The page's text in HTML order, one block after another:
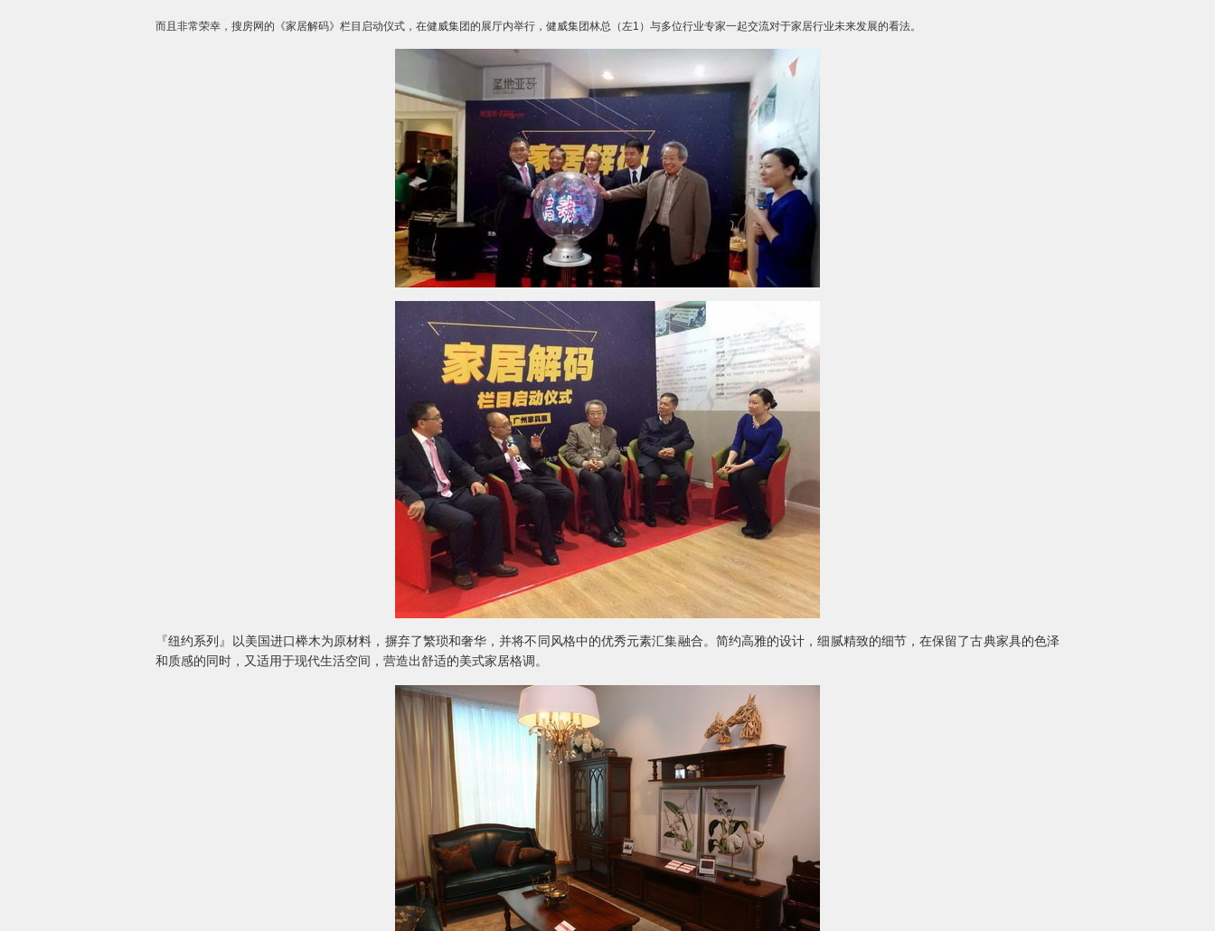
而且非常荣幸，搜房网的《家居解码》栏目启动仪式，在健威集团的展厅内举行，健威集团林总（左1）与多位行业专家一起交流对于家居行业未来发展的看法。
『纽约系列』以美国进口榉木为原材料，摒弃了繁琐和奢华，并将不同风格中的优秀元素汇集融合。简约高雅的设计，细腻精致的细节，在保留了古典家具的色泽
和质感的同时，又适用于现代生活空间，营造出舒适的美式家居格调。